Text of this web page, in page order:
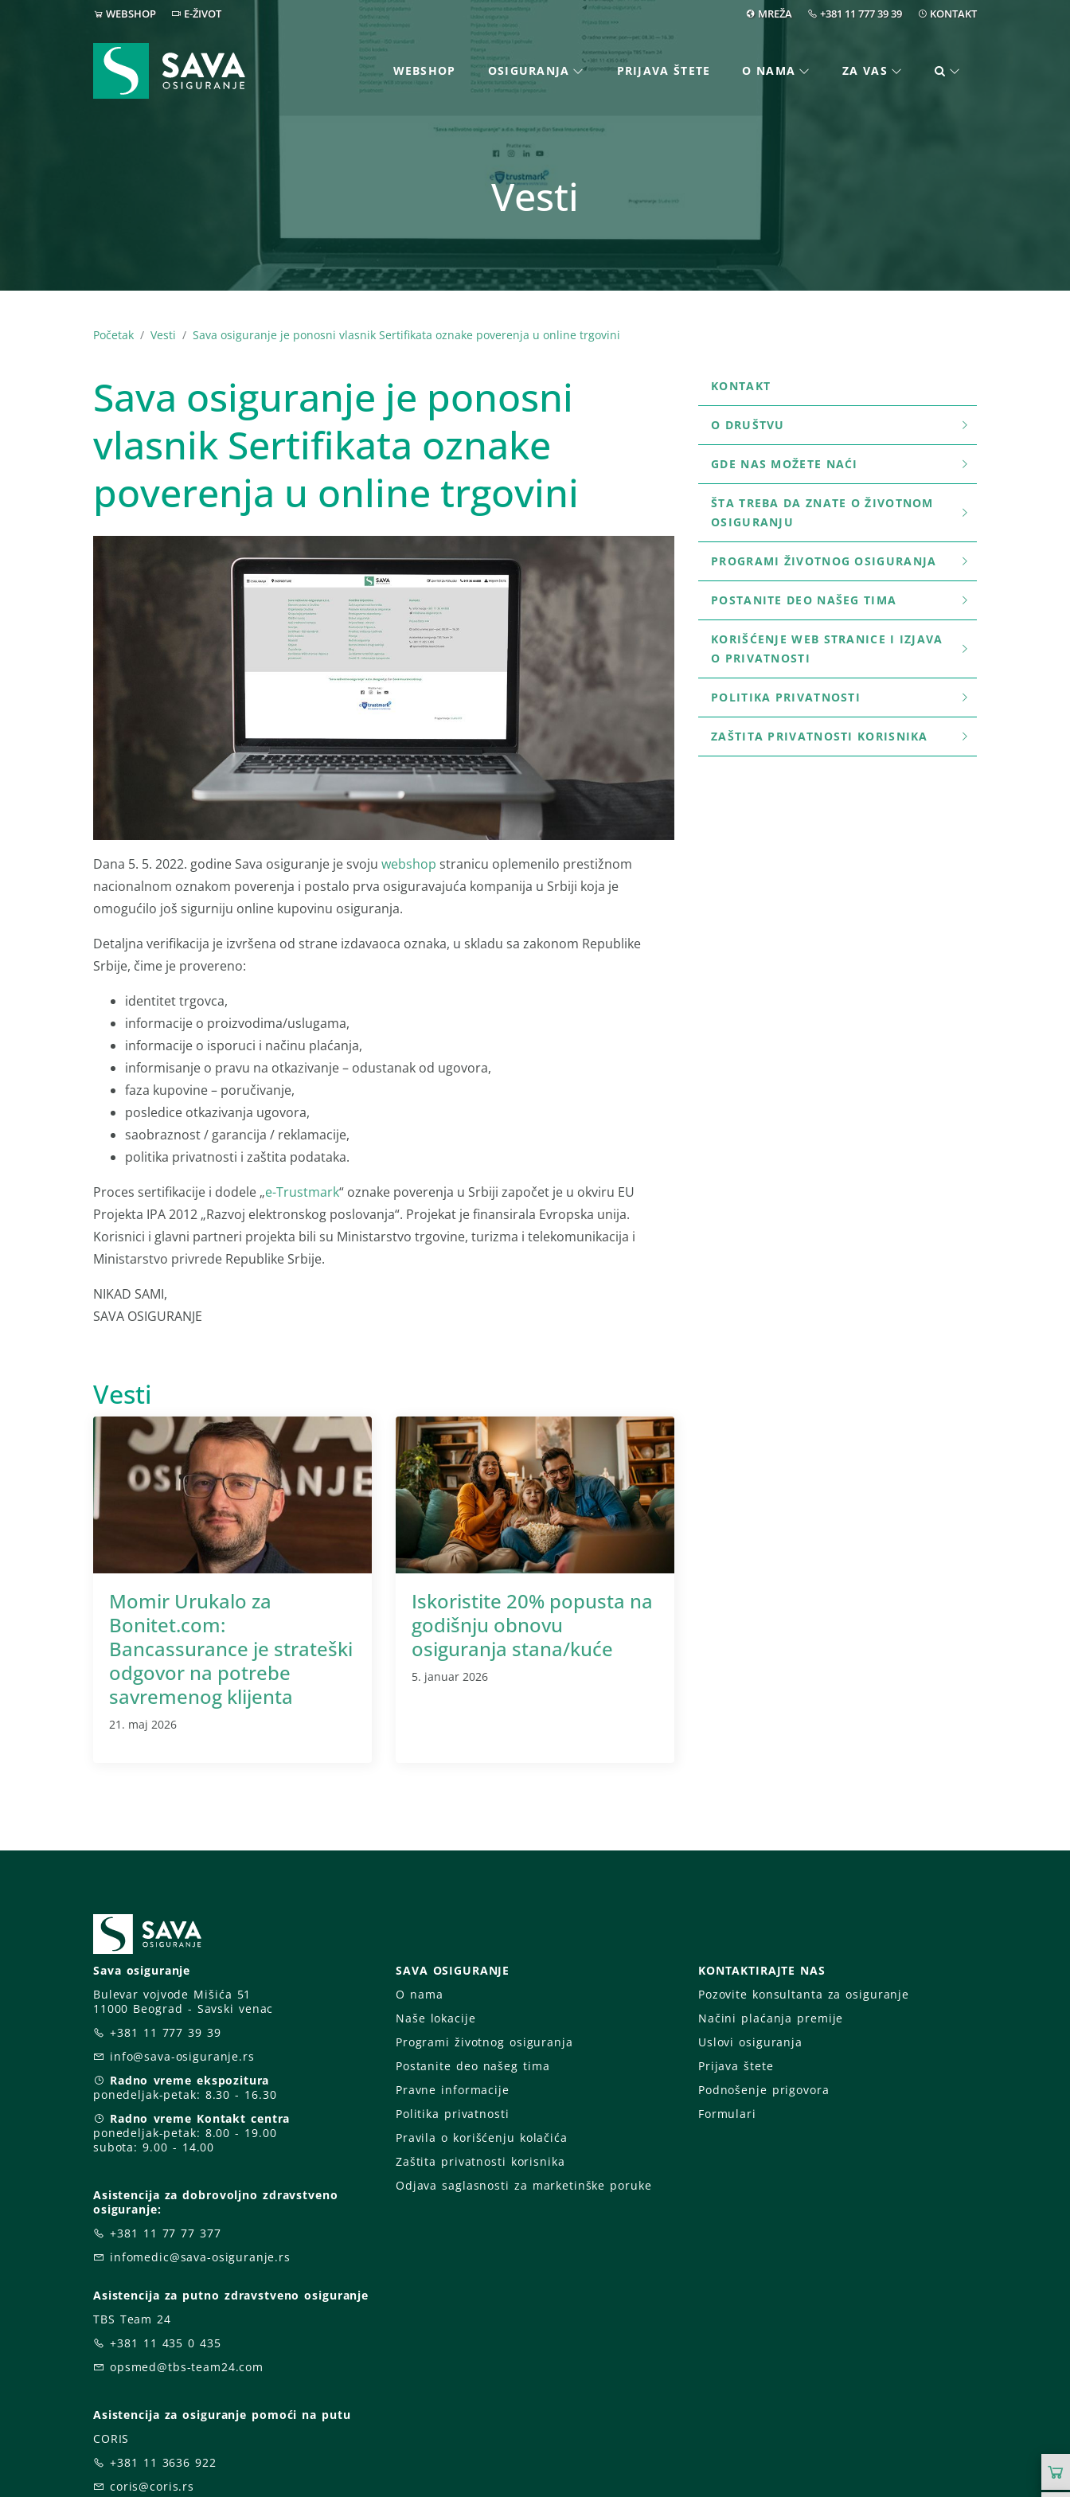
WEBSHOP E-ŽIVOT MREŽA +381 11 777 39 39 KONTAKT
WEBSHOP OSIGURANJA PRIJAVA ŠTETE O NAMA ZA VAS
Vesti
Početak Vesti Sava osiguranje je ponosni vlasnik Sertifikata oznake poverenja u online trgovini
Sava osiguranje je ponosni
vlasnik Sertifikata oznake
poverenja u online trgovini
Dana 5. 5. 2022. godine Sava osiguranje je svoju webshop stranicu oplemenilo prestižnom
nacionalnom oznakom poverenja i postalo prva osiguravajuća kompanija u Srbiji koja je
omogućilo još sigurniju online kupovinu osiguranja.
Detaljna verifikacija je izvršena od strane izdavaoca oznaka, u skladu sa zakonom Republike
Srbije, čime je provereno:
identitet trgovca,
informacije o proizvodima/uslugama,
informacije o isporuci i načinu plaćanja,
informisanje o pravu na otkazivanje – odustanak od ugovora,
faza kupovine – poručivanje,
posledice otkazivanja ugovora,
saobraznost / garancija / reklamacije,
politika privatnosti i zaštita podataka.
Proces sertifikacije i dodele „e-Trustmark“ oznake poverenja u Srbiji započet je u okviru EU
Projekta IPA 2012 „Razvoj elektronskog poslovanja“. Projekat je finansirala Evropska unija.
Korisnici i glavni partneri projekta bili su Ministarstvo trgovine, turizma i telekomunikacija i
Ministarstvo privrede Republike Srbije.
NIKAD SAMI,
SAVA OSIGURANJE
Vesti
Momir Urukalo za
Bonitet.com:
Bancassurance je strateški
odgovor na potrebe
savremenog klijenta
21. maj 2026
Iskoristite 20% popusta na
godišnju obnovu
osiguranja stana/kuće
5. januar 2026
KONTAKT
O DRUŠTVU
GDE NAS MOŽETE NAĆI
ŠTA TREBA DA ZNATE O ŽIVOTNOM
OSIGURANJU
PROGRAMI ŽIVOTNOG OSIGURANJA
POSTANITE DEO NAŠEG TIMA
KORIŠĆENJE WEB STRANICE I IZJAVA
O PRIVATNOSTI
POLITIKA PRIVATNOSTI
ZAŠTITA PRIVATNOSTI KORISNIKA
Sava osiguranje
Bulevar vojvode Mišića 51
11000 Beograd - Savski venac
+381 11 777 39 39
info@sava-osiguranje.rs
Radno vreme ekspozitura
ponedeljak-petak: 8.30 - 16.30
Radno vreme Kontakt centra
ponedeljak-petak: 8.00 - 19.00
subota: 9.00 - 14.00
Asistencija za dobrovoljno zdravstveno
osiguranje:
+381 11 77 77 377
infomedic@sava-osiguranje.rs
Asistencija za putno zdravstveno osiguranje
TBS Team 24
+381 11 435 0 435
opsmed@tbs-team24.com
Asistencija za osiguranje pomoći na putu
CORIS
+381 11 3636 922
coris@coris.rs
SAVA OSIGURANJE
O nama
Naše lokacije
Programi životnog osiguranja
Postanite deo našeg tima
Pravne informacije
Politika privatnosti
Pravila o korišćenju kolačića
Zaštita privatnosti korisnika
Odjava saglasnosti za marketinške poruke
KONTAKTIRAJTE NAS
Pozovite konsultanta za osiguranje
Načini plaćanja premije
Uslovi osiguranja
Prijava štete
Podnošenje prigovora
Formulari